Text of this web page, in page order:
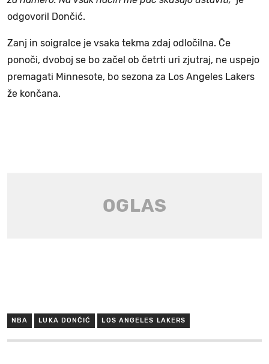
odgovoril Dončić.
Zanj in soigralce je vsaka tekma zdaj odločilna. Če
ponoči, dvoboj se bo začel ob četrti uri zjutraj, ne uspejo
premagati Minnesote, bo sezona za Los Angeles Lakers
že končana.
NBA LUKA DONČIĆ LOS ANGELES LAKERS